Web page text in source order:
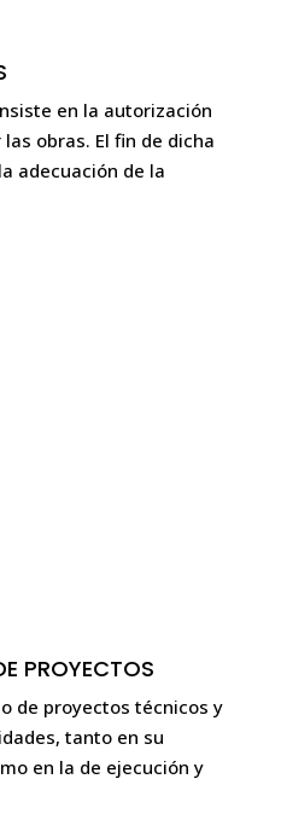
en la autorización
obras. El fin de dicha
adecuación de la
PROYECTOS
de proyectos técnicos y
tanto en su
en la de ejecución y